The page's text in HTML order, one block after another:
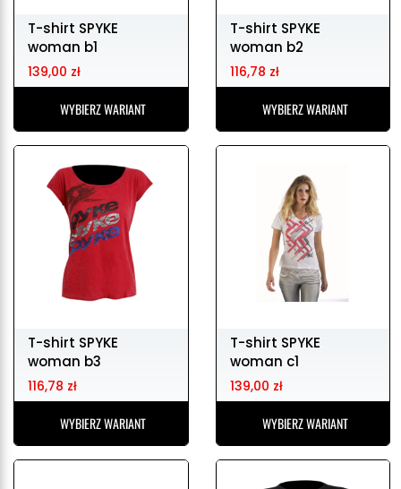
T-shirt SPYKE
woman b1
139,00 zł
WYBIERZ WARIANT
T-shirt SPYKE
woman b2
116,78 zł
WYBIERZ WARIANT
T-shirt SPYKE
woman b3
116,78 zł
WYBIERZ WARIANT
T-shirt SPYKE
woman c1
139,00 zł
WYBIERZ WARIANT